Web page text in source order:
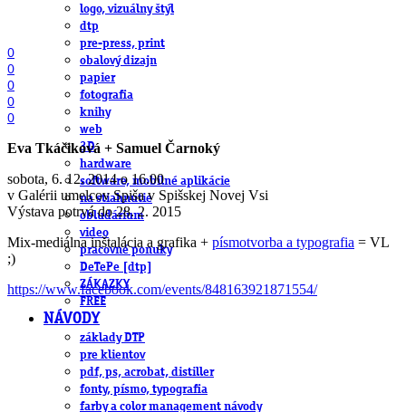
logo, vizuálny štýl
dtp
pre-press, print
obalový dizajn
papier
fotografia
knihy
web
3D
hardware
software, mobilné aplikácie
na stiahnutie
obludárium
video
pracovné ponuky
DeTePe [dtp]
ZÁKAZKY
FREE
NÁVODY
základy DTP
pre klientov
pdf, ps, acrobat, distiller
fonty, písmo, typografia
farby a color management návody
0
0
0
0
0
Eva Tkáčiková + Samuel Čarnoký
sobota, 6. 12. 2014 o 16.00
v Galérii umelcov Spiša v Spišskej Novej Vsi
Výstava potrvá do 28. 2. 2015
Mix-mediálna inštalácia a grafika + písmotvorba a typografia = VL
;)
https://www.facebook.com/events/848163921871554/